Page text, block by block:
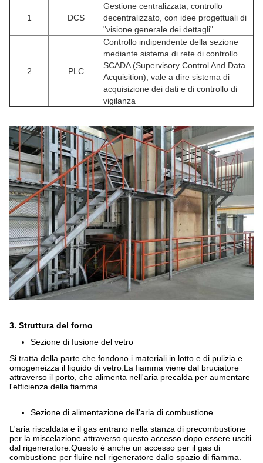
1 DCS
Gestione centralizzata, controllo
decentralizzato, con idee progettuali di
"visione generale dei dettagli"
2 PLC
Controllo indipendente della sezione
mediante sistema di rete di controllo
SCADA (Supervisory Control And Data
Acquisition), vale a dire sistema di
acquisizione dei dati e di controllo di
vigilanza
3. Struttura del forno
Sezione di fusione del vetro
Si tratta della parte che fondono i materiali in lotto e di pulizia e
omogeneizza il liquido di vetro.La fiamma viene dal bruciatore
attraverso il porto, che alimenta nell'aria precalda per aumentare
l'efficienza della fiamma.
Sezione di alimentazione dell'aria di combustione
L'aria riscaldata e il gas entrano nella stanza di precombustione
per la miscelazione attraverso questo accesso dopo essere usciti
dal rigeneratore.Questo è anche un accesso per il gas di
combustione per fluire nel rigeneratore dallo spazio di fiamma.